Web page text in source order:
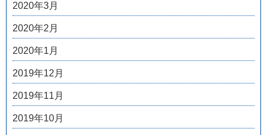
2020年3月
2020年2月
2020年1月
2019年12月
2019年11月
2019年10月